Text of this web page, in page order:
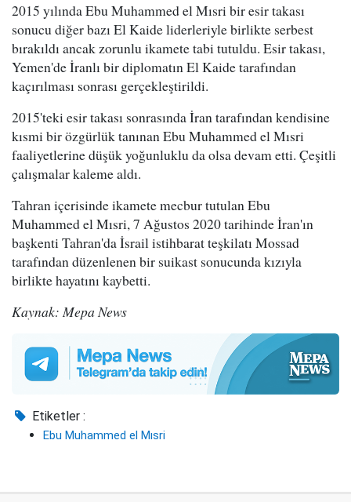
2015 yılında Ebu Muhammed el Mısri bir esir takası
sonucu diğer bazı El Kaide liderleriyle birlikte serbest
bırakıldı ancak zorunlu ikamete tabi tutuldu. Esir takası,
Yemen'de İranlı bir diplomatın El Kaide tarafından
kaçırılması sonrası gerçekleştirildi.
2015'teki esir takası sonrasında İran tarafından kendisine
kısmi bir özgürlük tanınan Ebu Muhammed el Mısri
faaliyetlerine düşük yoğunluklu da olsa devam etti. Çeşitli
çalışmalar kaleme aldı.
Tahran içerisinde ikamete mecbur tutulan Ebu
Muhammed el Mısri, 7 Ağustos 2020 tarihinde İran'ın
başkenti Tahran'da İsrail istihbarat teşkilatı Mossad
tarafından düzenlenen bir suikast sonucunda kızıyla
birlikte hayatını kaybetti.
Kaynak: Mepa News
Etiketler :
Ebu Muhammed el Mısri